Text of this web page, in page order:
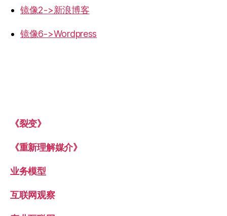
镜像2->新浪博客
镜像6->Wordpress
《裂变》
《重新理解媒介》
业务模型
互联网观察